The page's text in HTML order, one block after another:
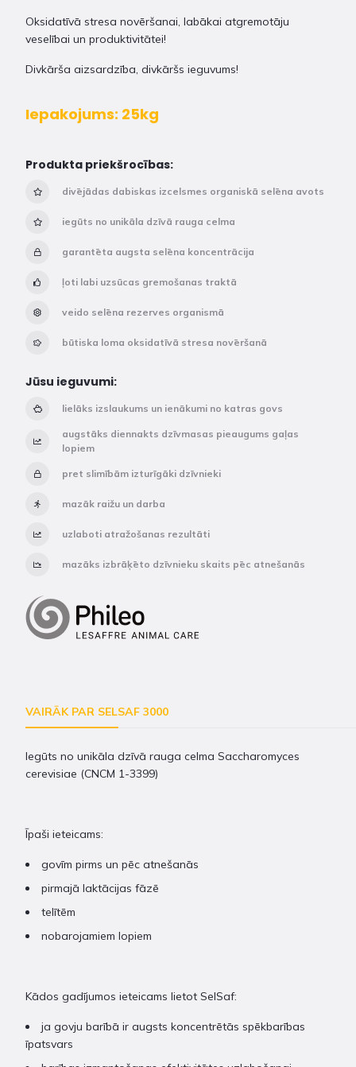
Oksidatīvā stresa novēršanai, labākai atgremotāju
veselībai un produktivitātei!
Divkārša aizsardzība, divkāršs ieguvums!
Iepakojums: 25kg
Produkta priekšrocības:
divējādas dabiskas izcelsmes organiskā selēna avots
iegūts no unikāla dzīvā rauga celma
garantēta augsta selēna koncentrācija
ļoti labi uzsūcas gremošanas traktā
veido selēna rezerves organismā
būtiska loma oksidatīvā stresa novēršanā
Jūsu ieguvumi:
lielāks izslaukums un ienākumi no katras govs
augstāks diennakts dzīvmasas pieaugums gaļas
lopiem
pret slimībām izturīgāki dzīvnieki
mazāk raižu un darba
uzlaboti atražošanas rezultāti
mazāks izbrāķēto dzīvnieku skaits pēc atnešanās
VAIRĀK PAR SELSAF 3000
Iegūts no unikāla dzīvā rauga celma Saccharomyces
cerevisiae (CNCM 1-3399)
Īpaši ieteicams:
govīm pirms un pēc atnešanās
pirmajā laktācijas fāzē
telītēm
nobarojamiem lopiem
Kādos gadījumos ieteicams lietot SelSaf:
ja govju barībā ir augsts koncentrētās spēkbarības
īpatsvars